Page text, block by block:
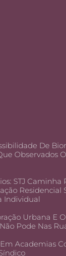
De
Observados
STJ Caminha
Residencial
Individual
Urbana E
Pode Nas
Academias